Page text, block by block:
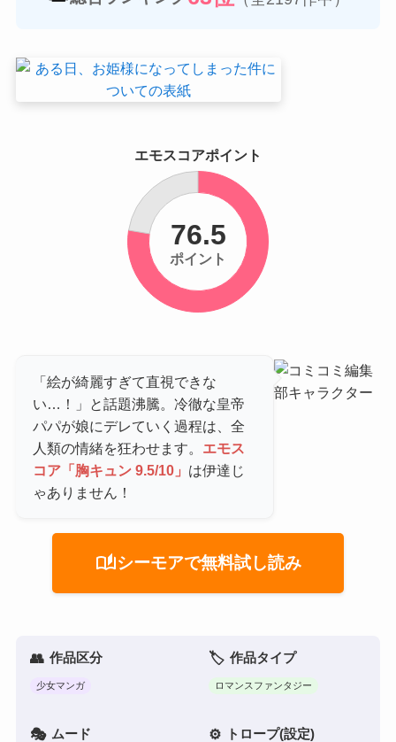
「絵が綺麗すぎて直視できな
い…！」と話題沸騰。冷徹な皇帝
パパが娘にデレていく過程は、全
人類の情緒を狂わせます。 エモス
コア「胸キュン 9.5/10」 は伊達じ
ゃありません！
auto_storiesシーモアで無料試し読み
エモスコアポイント
76.5
ポイント
作品区分
少女マンガ
作品タイプ
ロマンスファンタジー
ムード トロープ(設定)